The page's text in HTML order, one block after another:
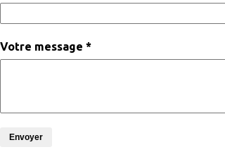
Votre message *
Envoyer